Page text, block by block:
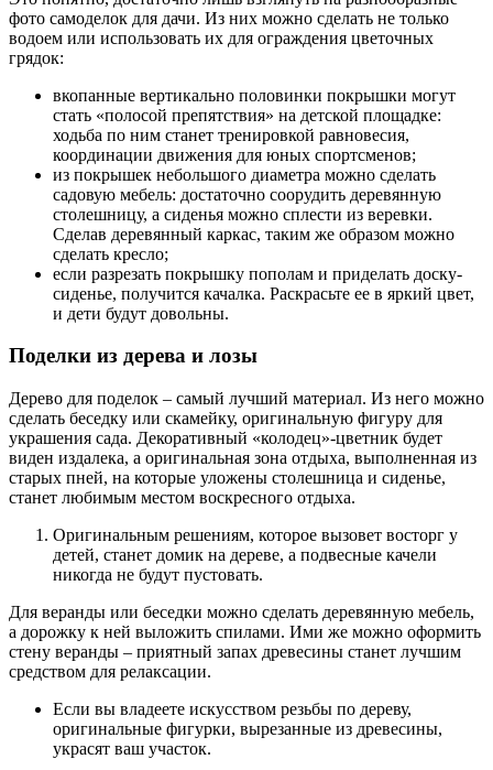
фото самоделок для дачи. Из них можно сделать не только
водоем или использовать их для ограждения цветочных
грядок:
вкопанные вертикально половинки покрышки могут
стать «полосой препятствия» на детской площадке:
ходьба по ним станет тренировкой равновесия,
координации движения для юных спортсменов;
из покрышек небольшого диаметра можно сделать
садовую мебель: достаточно соорудить деревянную
столешницу, а сиденья можно сплести из веревки.
Сделав деревянный каркас, таким же образом можно
сделать кресло;
если разрезать покрышку пополам и приделать доску-
сиденье, получится качалка. Раскрасьте ее в яркий цвет,
и дети будут довольны.
Поделки из дерева и лозы
Дерево для поделок – самый лучший материал. Из него можно
сделать беседку или скамейку, оригинальную фигуру для
украшения сада. Декоративный «колодец»-цветник будет
виден издалека, а оригинальная зона отдыха, выполненная из
старых пней, на которые уложены столешница и сиденье,
станет любимым местом воскресного отдыха.
Оригинальным решениям, которое вызовет восторг у
детей, станет домик на дереве, а подвесные качели
никогда не будут пустовать.
Для веранды или беседки можно сделать деревянную мебель,
а дорожку к ней выложить спилами. Ими же можно оформить
стену веранды – приятный запах древесины станет лучшим
средством для релаксации.
Если вы владеете искусством резьбы по дереву,
оригинальные фигурки, вырезанные из древесины,
украсят ваш участок.